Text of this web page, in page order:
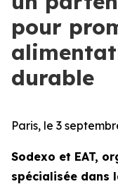
pour
durable
Paris, le 3
Sodexo et EAT,
spécialisée dans